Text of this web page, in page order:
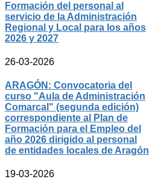
Formación del personal al
servicio de la Administración
Regional y Local para los años
2026 y 2027
26-03-2026
ARAGÓN: Convocatoria del
curso "Aula de Administración
Comarcal" (segunda edición)
correspondiente al Plan de
Formación para el Empleo del
año 2026 dirigido al personal
de entidades locales de Aragón
19-03-2026